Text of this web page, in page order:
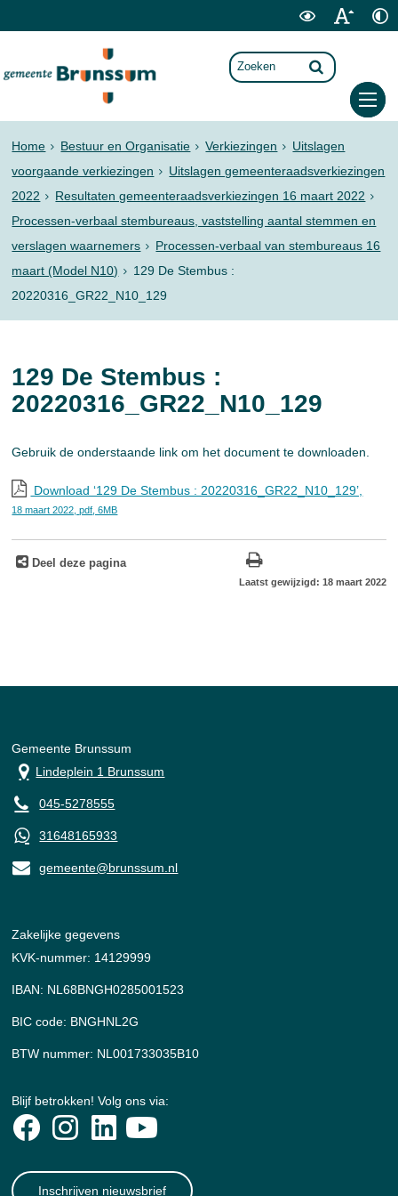
Home Bestuur en Organisatie Verkiezingen
Uitslagen
voorgaande verkiezingen
Uitslagen gemeenteraadsverkiezingen
2022
Resultaten gemeenteraadsverkiezingen 16 maart 2022
Processen-verbaal stembureaus, vaststelling aantal stemmen en
verslagen waarnemers
Processen-verbaal van stembureaus 16
maart (Model N10)
129 De Stembus :
20220316_GR22_N10_129
129 De Stembus :
20220316_GR22_N10_129
Gebruik de onderstaande link om het document te downloaden.
Download ‘129 De Stembus : 20220316_GR22_N10_129’,
18 maart 2022,pdf , 6MB
Deel deze pagina
Laatst gewijzigd: 18 maart 2022
Gemeente Brunssum
Lindeplein 1 Brunssum
045-5278555
31648165933
gemeente@brunssum.nl
Zakelijke gegevens
KVK-nummer: 14129999
IBAN: NL68BNGH0285001523
BIC code: BNGHNL2G
BTW nummer: NL001733035B10
Blijf betrokken! Volg ons via:
Inschrijven nieuwsbrief